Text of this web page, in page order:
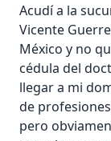
Acudí a la
Vicente
México y no
cédula del
llegar a mi
de
pero